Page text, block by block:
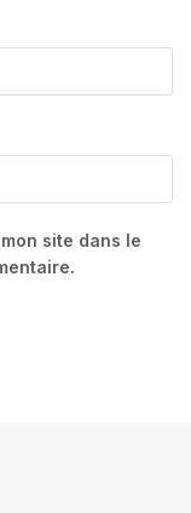
site dans le